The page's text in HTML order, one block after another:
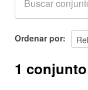
Acerca de
Ordenar por
1